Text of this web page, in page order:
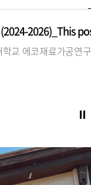
to our Eco lab.She